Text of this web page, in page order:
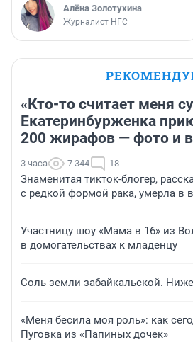
Алёна Золотухина
Журналист НГС
«Кто-то считает меня
Екатеринбурженка
200 жирафов — фото и
3 часа 7 344 18
Знаменитая тикток-блогер,
с редкой формой рака, умерла в
Участницу шоу «Мама в 16» из
в домогательствах к младенцу
Соль земли забайкальской.
«Меня бесила моя роль»: как
Пуговка из «Папиных дочек»